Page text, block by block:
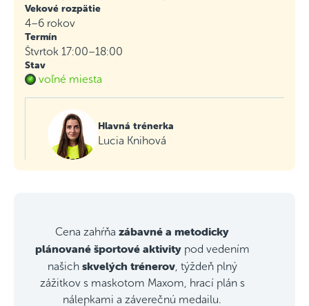
Vekové rozpätie
4–6 rokov
Termín
Štvrtok 17:00–18:00
Stav
voľné miesta
Hlavná trénerka
Lucia Knihová
Cena zahŕňa zábavné a metodicky
plánované športové aktivitypod vedením
našich skvelých trénerov, týždeň plný
zážitkov s maskotom Maxom, hrací plán s
nálepkami a záverečnú medailu.